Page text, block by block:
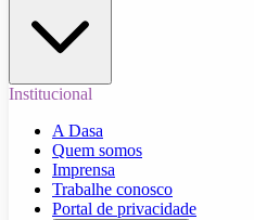
Institucional
A Dasa
Quem somos
Imprensa
Trabalhe conosco
Portal de privacidade